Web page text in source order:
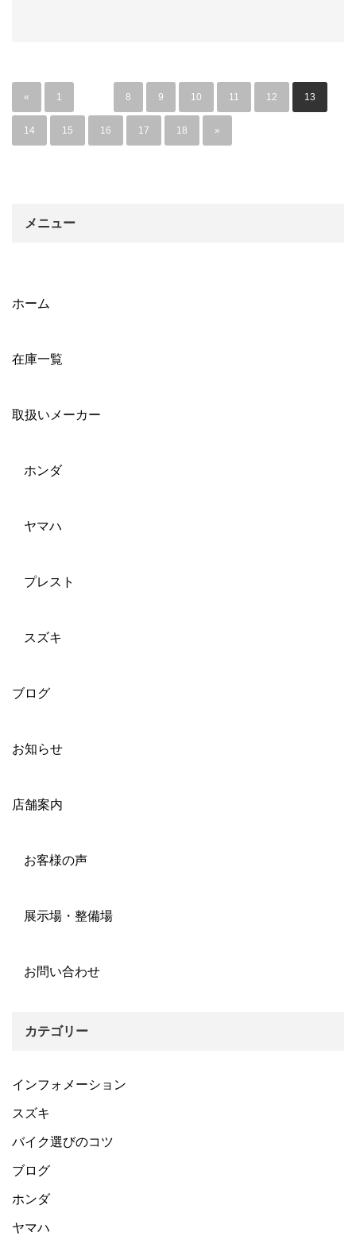
« 1 8 9 10 11 12 13
14 15 16 17 18 »
メニュー
ホーム
在庫一覧
取扱いメーカー
ホンダ
ヤマハ
プレスト
スズキ
ブログ
お知らせ
店舗案内
お客様の声
展示場・整備場
お問い合わせ
カテゴリー
インフォメーション
スズキ
バイク選びのコツ
ブログ
ホンダ
ヤマハ